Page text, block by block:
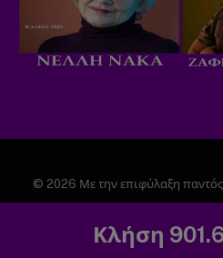
© 2026 Με την επιφύλαξη
Κλήση